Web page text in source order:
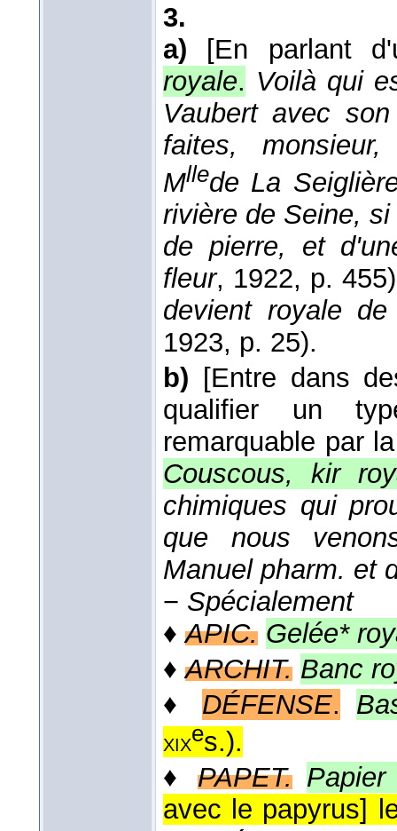
3.
a)
[En parlant
royale. Voilà qui
Vaubert avec
faites,
Mllede La
rivière de Seine,
de pierre, et
fleur, 1922, p.
devient royale de
1923, p. 25).
b) [Entre dans
qualifier un
remarquable par
Couscous, kir
chimiques qui
que nous
Manuel pharm. et
− Spécialement
♦APIC. Gelée*
♦ARCHIT. Banc
♦ DÉFENSE.
xixes.).
♦ PAPET. Papier
avec le papyrus]